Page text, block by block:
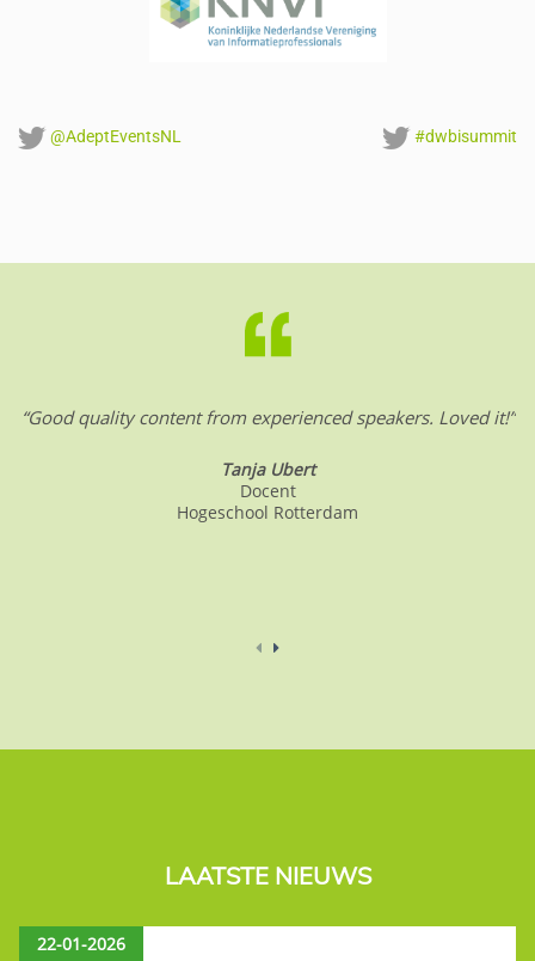
@AdeptEventsNL #dwbisummit
“Good quality content from experienced speakers. Loved it!”
Tanja Ubert
Docent
Hogeschool Rotterdam
LAATSTE NIEUWS
22-01-2026